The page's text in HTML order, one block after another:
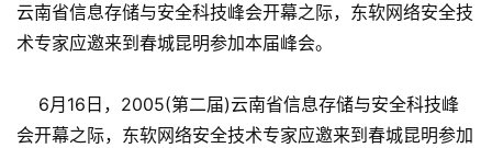
云南省信息存储与安全科技峰会开幕之际，东软网络安全技
术专家应邀来到春城昆明参加本届峰会。
6月16日，2005(第二届)云南省信息存储与安全科技峰
会开幕之际，东软网络安全技术专家应邀来到春城昆明参加